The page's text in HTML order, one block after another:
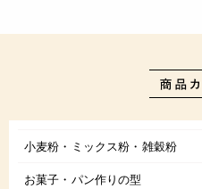
小麦粉・ミックス粉・雑穀粉
お菓子・パン作りの型